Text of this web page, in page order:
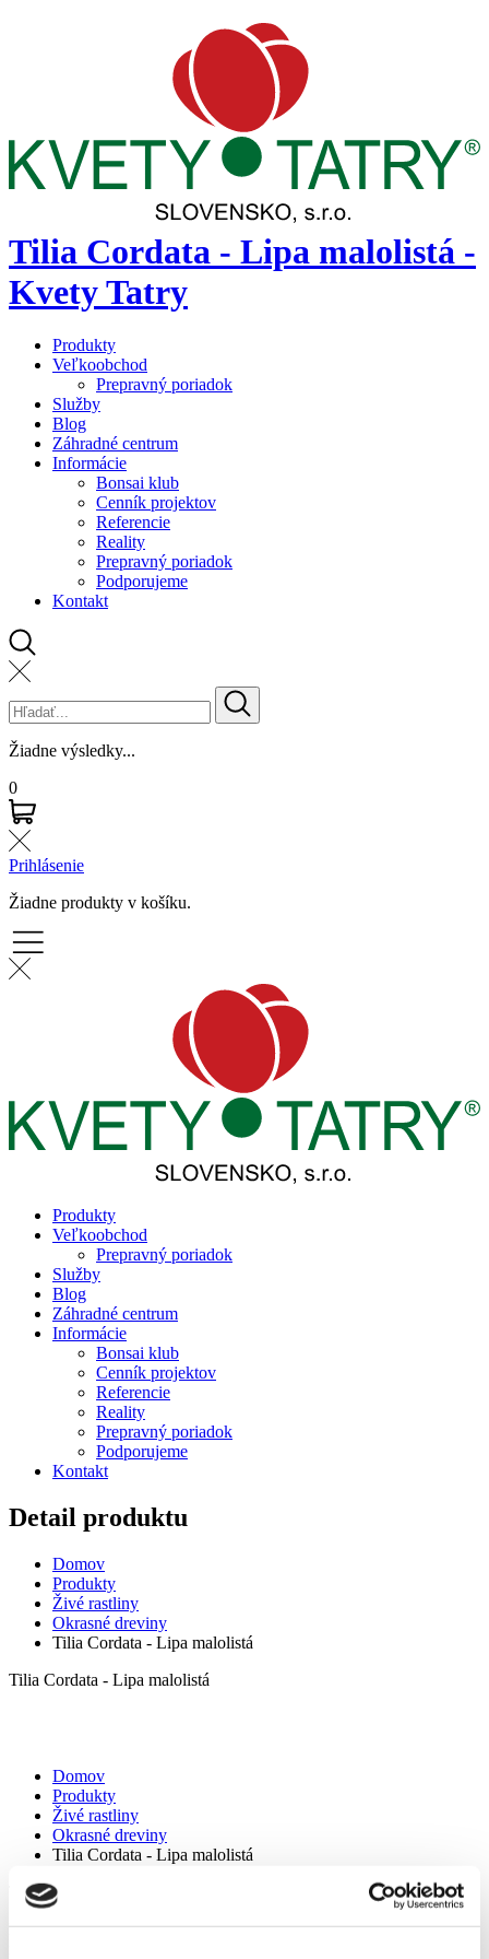
Tilia Cordata - Lipa malolistá -
Kvety Tatry
Produkty
Veľkoobchod
Prepravný poriadok
Služby
Blog
Záhradné centrum
Informácie
Bonsai klub
Cenník projektov
Referencie
Reality
Prepravný poriadok
Podporujeme
Kontakt
Žiadne výsledky...
0
Prihlásenie
Žiadne produkty v košíku.
Produkty
Veľkoobchod
Prepravný poriadok
Služby
Blog
Záhradné centrum
Informácie
Bonsai klub
Cenník projektov
Referencie
Reality
Prepravný poriadok
Podporujeme
Kontakt
Detail produktu
Domov
Produkty
Živé rastliny
Okrasné dreviny
Tilia Cordata - Lipa malolistá
Tilia Cordata - Lipa malolistá
Domov
Produkty
Živé rastliny
Okrasné dreviny
Tilia Cordata - Lipa malolistá
Tilia Cordata - Lipa malolistá
Lipa malolistá je náš najznámejší medonosný opadavý strom. Je